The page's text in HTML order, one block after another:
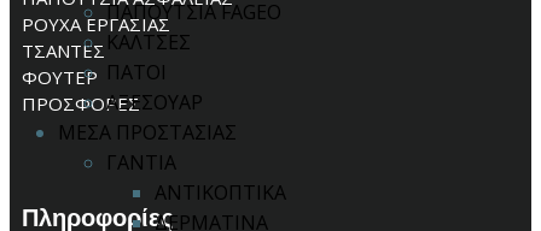
ΠΑΠΟΥΤΣΙΑ FAGEO
ΚΑΛΤΣΕΣ
ΠΑΤΟΙ
ΑΞΕΣΟΥΑΡ
ΜΕΣΑ ΠΡΟΣΤΑΣΙΑΣ
ΓΑΝΤΙΑ
ΑΝΤΙΚΟΠΤΙΚΑ
ΔΕΡΜΑΤΙΝΑ
ΡΟΥΧΑ ΕΡΓΑΣΙΑΣ
ΤΣΑΝΤΕΣ
ΦΟΥΤΕΡ
ΠΡΟΣΦΟΡΕΣ
Πληροφορίες